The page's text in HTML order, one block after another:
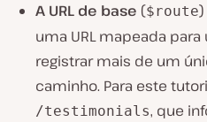
A URL de base ($route
uma URL mapeada
registrar mais de um
caminho. Para este
/testimonials, que